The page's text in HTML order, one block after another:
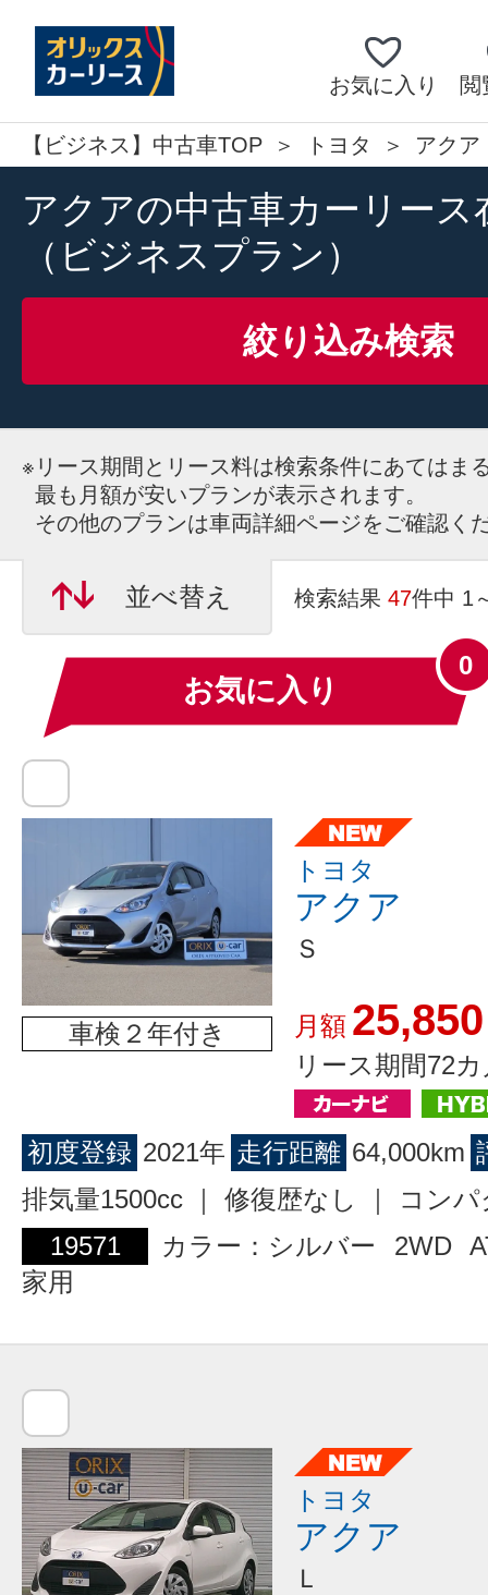
お気に入り 閲
【ビジネス】中古車TOP トヨタ アクア
アクアの中古車カーリース
（ビジネスプラン）
絞り込み検索
※ リース期間とリース料は検索条件にあてはま
最も月額が安いプランが表示されます。
その他のプランは車両詳細ページをご確認く
並べ替え 検索結果 47件中 1
お気に入り
0
車検２年付き
トヨタ
アクア
Ｓ
月額 25,850
リース期間72
初度登録 2021年 走行距離 64,000km
排気量1500cc ｜ 修復歴なし ｜ コン
19571
カラー：シルバー 2WD
家用
トヨタ
アクア
Ｌ